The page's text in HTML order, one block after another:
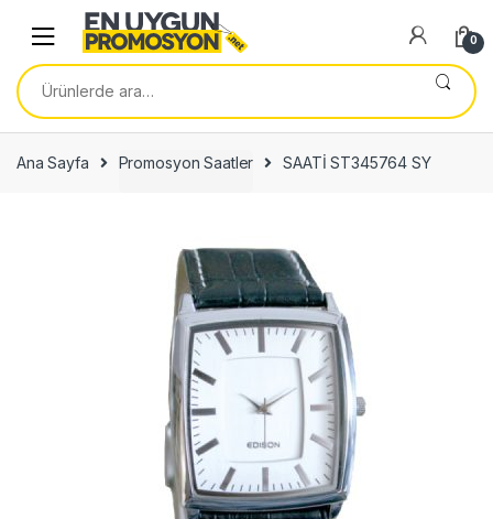
navigation
content
0
Ara:
Ana Sayfa Promosyon Saatler SAATİ ST345764 SY